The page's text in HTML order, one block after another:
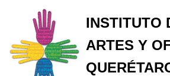
al
contenido
INSTITUTO
ARTES Y